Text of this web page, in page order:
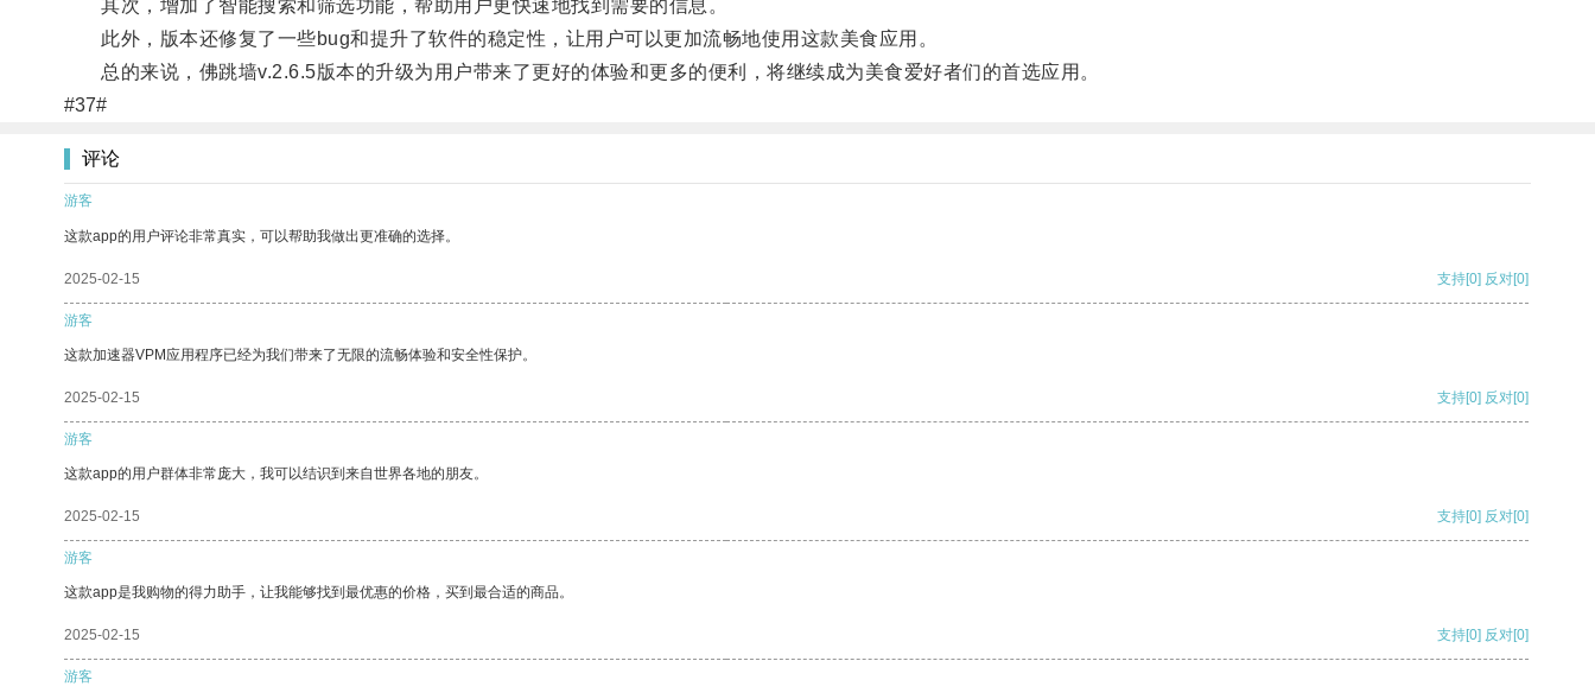
其次，增加了智能搜索和筛选功能，帮助用户更快速地找到需要的信息。
此外，版本还修复了一些bug和提升了软件的稳定性，让用户可以更加流畅地使用这款美食应用。
总的来说，佛跳墙v.2.6.5版本的升级为用户带来了更好的体验和更多的便利，将继续成为美食爱好者们的首选应用。
#37#
评论
游客
这款app的用户评论非常真实，可以帮助我做出更准确的选择。
2025-02-15 支持[0] 反对[0]
游客
这款加速器VPM应用程序已经为我们带来了无限的流畅体验和安全性保护。
2025-02-15 支持[0] 反对[0]
游客
这款app的用户群体非常庞大，我可以结识到来自世界各地的朋友。
2025-02-15 支持[0] 反对[0]
游客
这款app是我购物的得力助手，让我能够找到最优惠的价格，买到最合适的商品。
2025-02-15 支持[0] 反对[0]
游客